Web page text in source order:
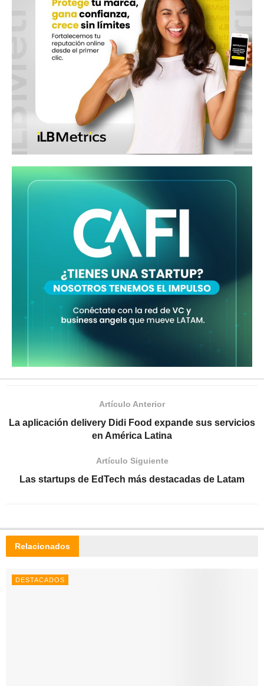
Artículo Anterior
La aplicación delivery Didi Food expande sus servicios
en América Latina
Artículo Siguiente
Las startups de EdTech más destacadas de Latam
Relacionados
DESTACADOS